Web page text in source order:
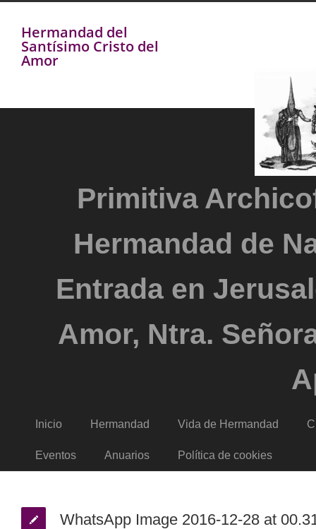
Hermandad del
Santísimo Cristo del
Amor
Primitiva
Hermandad de
Entrada en
Amor, Ntra.
Inicio Hermandad Vida de Hermandad
Eventos Anuarios Política de cookies
WhatsApp Image 2016-12-28 at